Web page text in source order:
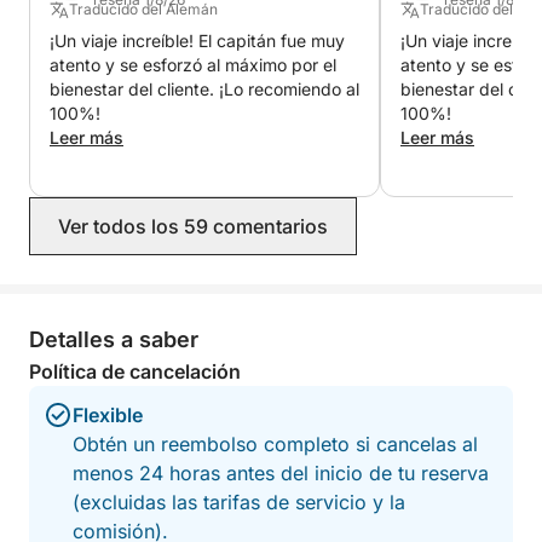
apresurado. Ya sea que estés celebrando algo
especial o simplemente disfrutando del momento, la
experiencia se adapta a la energía de tu grupo.
Lo que realmente eleva este viaje es la combinación
valorado que crea un ambiente acogedor y relajado
donde todo fluye con naturalidad.
- Música y espacio para relajarse a bordo
- Impresionantes vistas de la ciudad al atardecer
- Ambiente flexible y personalizado
¡Una velada que se despliega con la misma belleza
que la puesta de sol!
Traducido del Alemán
¡Un viaje increíble! El capitán fue muy
atento y se esforzó al máximo por el
bienestar del cliente. ¡Lo recomiendo al
100%!
Leer más
Traducido del
¡Un viaje
atento y se
bienestar del
100%!
Leer más
Ver todos los 59 comentarios
Detalles a saber
Política de cancelación
Flexible
Obtén un reembolso completo si cancelas al
menos 24 horas antes del inicio de tu reserva
(excluidas las tarifas de servicio y la
comisión).